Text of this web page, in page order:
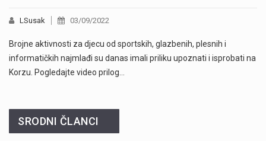
LSusak 03/09/2022
Brojne aktivnosti za djecu od sportskih, glazbenih, plesnih i
informatičkih najmlađi su danas imali priliku upoznati i isprobati na
Korzu. Pogledajte video prilog…
SRODNI ČLANCI